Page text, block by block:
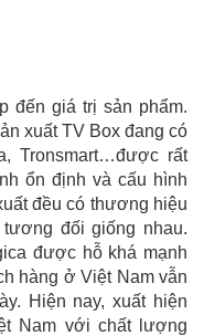
đến giá trị sản phẩm.
xuất TV Box đang có
Tronsmart…được rất
ổn định và cấu hình
đều có thương hiệu
đối giống nhau.
được hỗ khá mạnh
hàng ở Việt Nam vẫn
Hiện nay, xuất hiện
Nam với chất lượng